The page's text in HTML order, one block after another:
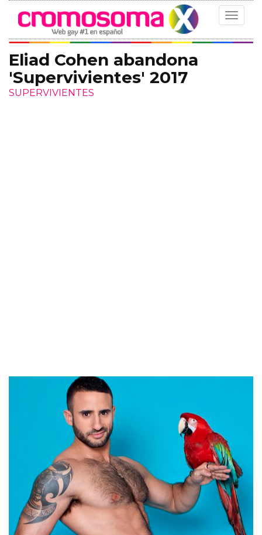
Toggle
Eliad Cohen abandona
'Supervivientes' 2017
SUPERVIVIENTES